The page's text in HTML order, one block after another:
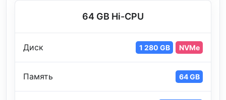
64 GB Hi-CPU
Диск 1 280 GB NVMe
Память 64 GB